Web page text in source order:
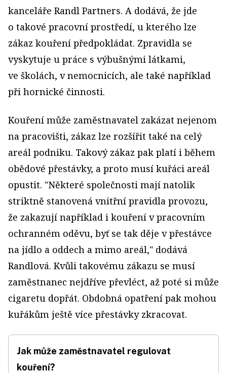
kanceláře Randl Partners. A dodává, že jde
o takové pracovní prostředí, u kterého lze
zákaz kouření předpokládat. Zpravidla se
vyskytuje u práce s výbušnými látkami,
ve školách, v nemocnicích, ale také například
při hornické činnosti.
Kouření může zaměstnavatel zakázat nejenom
na pracovišti, zákaz lze rozšířit také na celý
areál podniku. Takový zákaz pak platí i během
obědové přestávky, a proto musí kuřáci areál
opustit. "Některé společnosti mají natolik
striktně stanovená vnitřní pravidla provozu,
že zakazují například i kouření v pracovním
ochranném oděvu, byť se tak děje v přestávce
na jídlo a oddech a mimo areál," dodává
Randlová. Kvůli takovému zákazu se musí
zaměstnanec nejdříve převléct, až poté si může
cigaretu dopřát. Obdobná opatření pak mohou
kuřákům ještě více přestávky zkracovat.
Jak může zaměstnavatel regulovat
kouření?